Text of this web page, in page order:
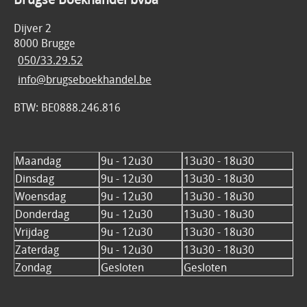
Dijver 2
8000 Brugge
050/33.29.52
info@brugseboekhandel.be
BTW: BE0888.246.816
Maandag 9u - 12u30
13u30 - 18u30
Dinsdag
9u - 12u30
13u30 - 18u30
Woensdag
9u - 12u30
13u30 - 18u30
Donderdag
9u - 12u30
13u30 - 18u30
Vrijdag
9u - 12u30
13u30 - 18u30
Zaterdag
9u - 12u30
13u30 - 18u30
Zondag
Gesloten Gesloten